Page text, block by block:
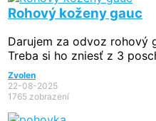
Rohový koženy gauc
Darujem za odvoz rohový
Treba si ho zniesť z 3
Zvolen
22-08-2025
1765 zobrazení